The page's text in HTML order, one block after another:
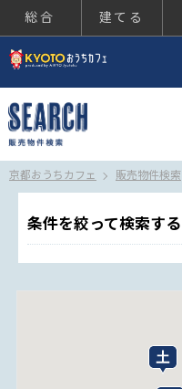
総合 建てる
京都おうちカフェ 販売物件検索
条件を絞って検索する